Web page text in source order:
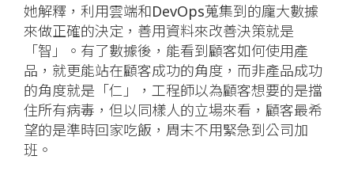
她解釋，利用雲端和DevOps蒐集到的龐大數據
來做正確的決定，善用資料來改善決策就是
「智」。有了數據後，能看到顧客如何使用產
品，就更能站在顧客成功的角度，而非產品成功
的角度就是「仁」，工程師以為顧客想要的是擋
住所有病毒，但以同樣人的立場來看，顧客最希
望的是準時回家吃飯，周末不用緊急到公司加
班。